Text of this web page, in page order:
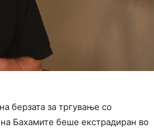
берзата за тргување со
Бахамите беше екстрадиран во